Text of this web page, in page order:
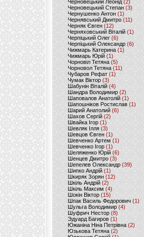
Черновецький Леонід(2)
Черновецький Степан (3)
Чернушенко Антон (1)
Чернявський Дмитро(11)
Черняк Євген(12)
Черняховський Віталій (1)
Черпіцький Олег (6)
Черпіцький Олександр (6)
Чижмарь Катерина (1)
Чижмарь Юрій (1)
Чорновіл Тетяна (5)
Чорновол Тетяна (11)
Чубаров Рефат (1)
Чумак Віктор(3)
Шабунін Віталій (4)
Шандра Володимир (2)
Шаповалов Анатолій(1)
Шапошніков Ростислав(1)
Шарий Анатолий(6)
Шахов Сергій(2)
Швайка Ігор (1)
Шевляк Ілля (3)
Шевцов Євген (1)
Шевченко Артем(1)
Шевченко Ігор(1)
Шеляженко Юрій (6)
Шенцев Дмитро (3)
Шепелев Олександр (39)
Шипко Андрій(1)
Шкиряк Зорян(12)
Шкіль Андрій(2)
Шкіль Максим (4)
Шокін Віктор (15)
Шпак Василь Федорович (1)
Шульга Володимир (4)
Шуфрич Нестор(8)
Эдуард Багиров (1)
Южаніна Ніна Петрівна (2)
Юзькова Тетяна(2)